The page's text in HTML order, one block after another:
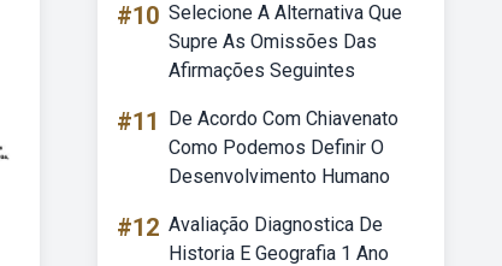
#10 Selecione A Alternativa Que
Supre As Omissões Das
Afirmações Seguintes
#11
De Acordo Com Chiavenato
Como Podemos Definir O
Desenvolvimento Humano
#12 Avaliação Diagnostica De
Historia E Geografia 1 Ano